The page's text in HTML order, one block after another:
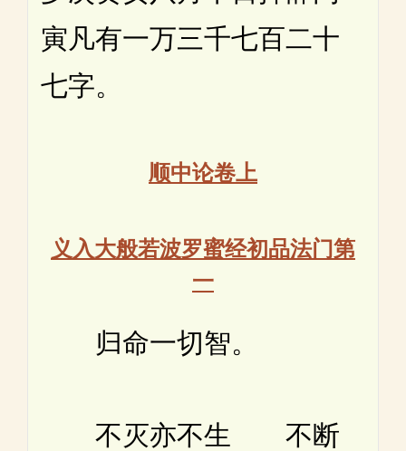
寅凡有一万三千七百二十
七字。
顺中论卷上
义入大般若波罗蜜经初品法门第
一
归命一切智。
不灭亦不生 不断